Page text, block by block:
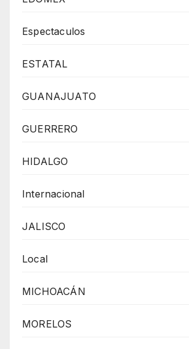
Espectaculos
ESTATAL
GUANAJUATO
GUERRERO
HIDALGO
Internacional
JALISCO
Local
MICHOACÁN
MORELOS